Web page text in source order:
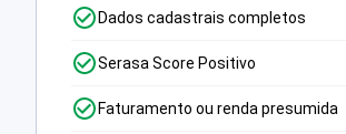
Dados cadastrais completos
Serasa Score Positivo
Faturamento ou renda presumida